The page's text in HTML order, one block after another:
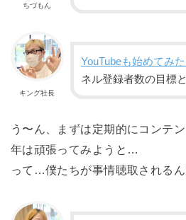
ちづもん
キング社長
YouTubeも始めてみた
ネル登録者数の目標
う〜ん、まずは定期的にコンテ
年は頑張ってみようと…
って…僕たちが事情聴取されるん